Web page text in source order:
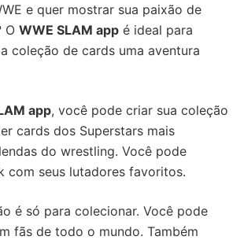
e quer mostrar sua paixão de
O WWE SLAM app é ideal para
coleção de cards uma aventura
app, você pode criar sua coleção
cards dos Superstars mais
do wrestling. Você pode
com seus lutadores favoritos.
é só para colecionar. Você pode
fãs de todo o mundo. Também